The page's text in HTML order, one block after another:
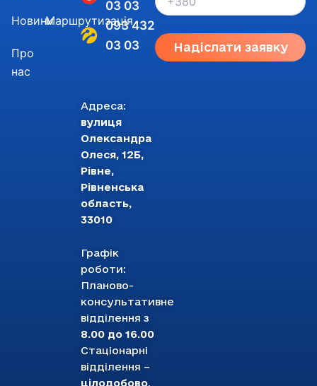
Адреса:
вулиця
Олександра
Олеся, 12Б,
Рівне,
Рівненська
область,
33010
Графік
роботи:
Планово-
консультативне
відділення з
8.00 до 16.00
Стаціонарні
відділення –
цілодобово.
03 03
093 432
03 03
Новини
Про
нас
Маршрутизація
Надіслати заявку